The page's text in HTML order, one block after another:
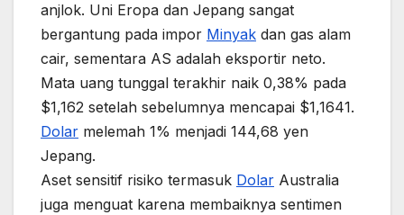
anjlok. Uni Eropa dan Jepang sangat
bergantung pada impor Minyak dan gas alam
cair, sementara AS adalah eksportir neto.
Mata uang tunggal terakhir naik 0,38% pada
$1,162 setelah sebelumnya mencapai $1,1641.
Dolar melemah 1% menjadi 144,68 yen
Jepang.
Aset sensitif risiko termasuk Dolar Australia
juga menguat karena membaiknya sentimen